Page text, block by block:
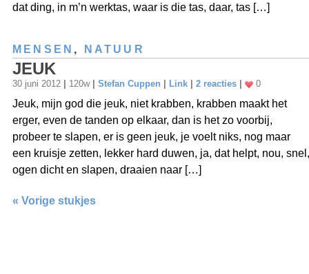
dat ding, in m’n werktas, waar is die tas, daar, tas […]
MENSEN , NATUUR
JEUK
30 juni 2012 120w Stefan Cuppen Link 2 reacties 0
Jeuk, mijn god die jeuk, niet krabben, krabben maakt het
erger, even de tanden op elkaar, dan is het zo voorbij,
probeer te slapen, er is geen jeuk, je voelt niks, nog maar
een kruisje zetten, lekker hard duwen, ja, dat helpt, nou, snel,
ogen dicht en slapen, draaien naar […]
« Vorige stukjes